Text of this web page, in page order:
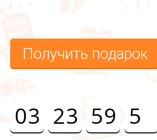
Получить подарок
До окончания срока действия акции:
03 23 59 5
3